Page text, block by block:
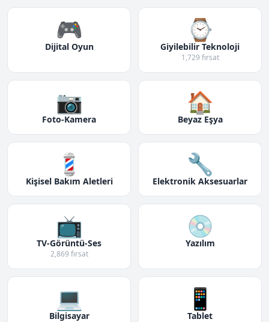
🎮
Dijital Oyun
⌚
Giyilebilir Teknoloji
1,729 fırsat
📷
Foto-Kamera
🏠
Beyaz Eşya
💈
Kişisel Bakım Aletleri
🔧
Elektronik Aksesuarlar
📺
TV-Görüntü-Ses
2,869 fırsat
💿
Yazılım
💻
Bilgisayar
📱
Tablet